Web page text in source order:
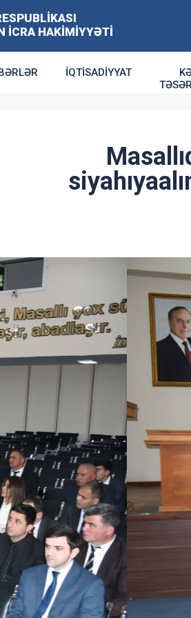
İCRA HAKIMIYYƏTI
İQTISADIYYAT